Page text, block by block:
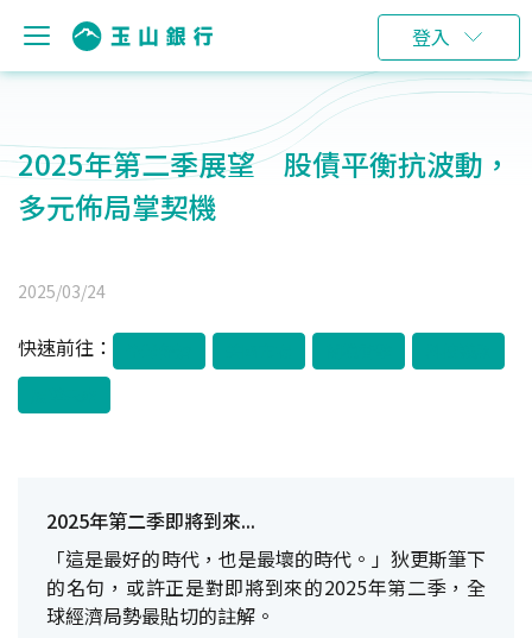
登入
2025年第二季展望 股債平衡抗波動，
多元佈局掌契機
2025/03/24
快速前往：
2025年第二季即將到來...
「這是最好的時代，也是最壞的時代。」狄更斯筆下
的名句，或許正是對即將到來的2025年第二季，全
球經濟局勢最貼切的註解。